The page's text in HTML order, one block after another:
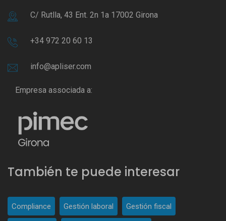
C/ Rutlla, 43 Ent. 2n 1a 17002 Girona
+34 972 20 60 13
info@apliser.com
Empresa associada a:
También te puede interesar
Compliance Gestión laboral Gestión fiscal